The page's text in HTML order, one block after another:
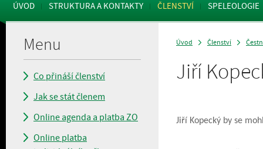
ÚVOD STRUKTURA A KONTAKTY ČLENSTVÍ SPELEOLOGIE
Menu
Co přináší členství
Jak se stát členem
Online agenda a platba ZO
Online platba
Úvod Členství
Jiří
Jiří Kopecký by se